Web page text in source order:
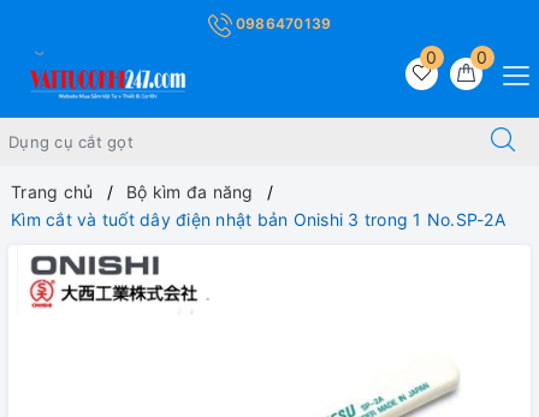
0986470139
0
0
Trang chủ
Bộ kìm đa năng
Kìm cắt và tuốt dây điện nhật bản Onishi 3 trong 1 No.SP-2A